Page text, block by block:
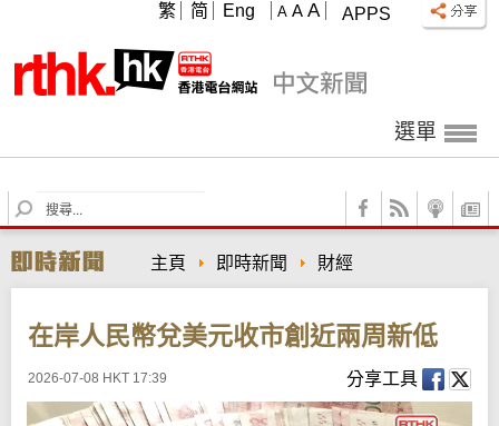
APPS
A A A
繁 简 Eng
選單
S
e
r
c
主頁 即時新聞 財經
在岸人民幣兌美元收市創近兩周新低
2026-07-08 HKT 17:39 分享工具